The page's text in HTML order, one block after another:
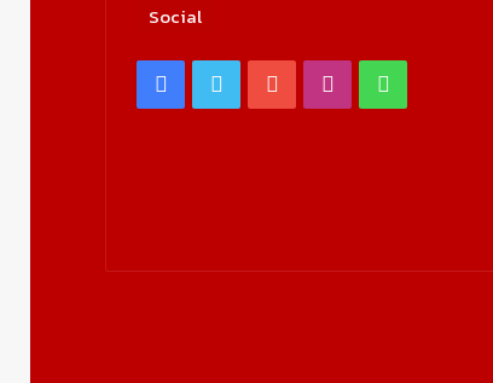
Social
Facebook
Twitter YouTubeInstagram